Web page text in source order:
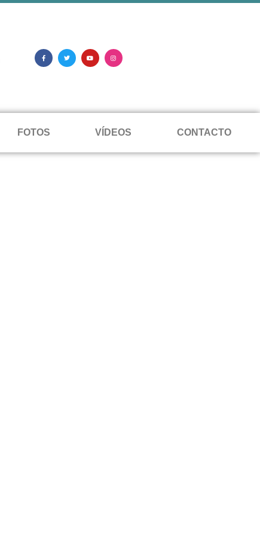
FOTOS VÍDEOS CONTACTO